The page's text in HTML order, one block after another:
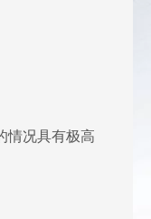
情况具有极高